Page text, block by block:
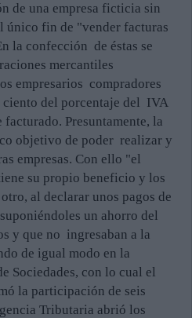
de una empresa ficticia sin
único fin de "vender facturas
la confección de éstas se
mercantiles
empresarios compradores
del porcentaje del IVA
Presuntamente, la
objetivo de poder realizar y
empresas. Con ello "el
su propio beneficio y los
al declarar unos pagos de
un ahorro del
y que no ingresaban a la
de igual modo en la
Sociedades, con lo cual el
la participación de seis
Tributaria abrió los